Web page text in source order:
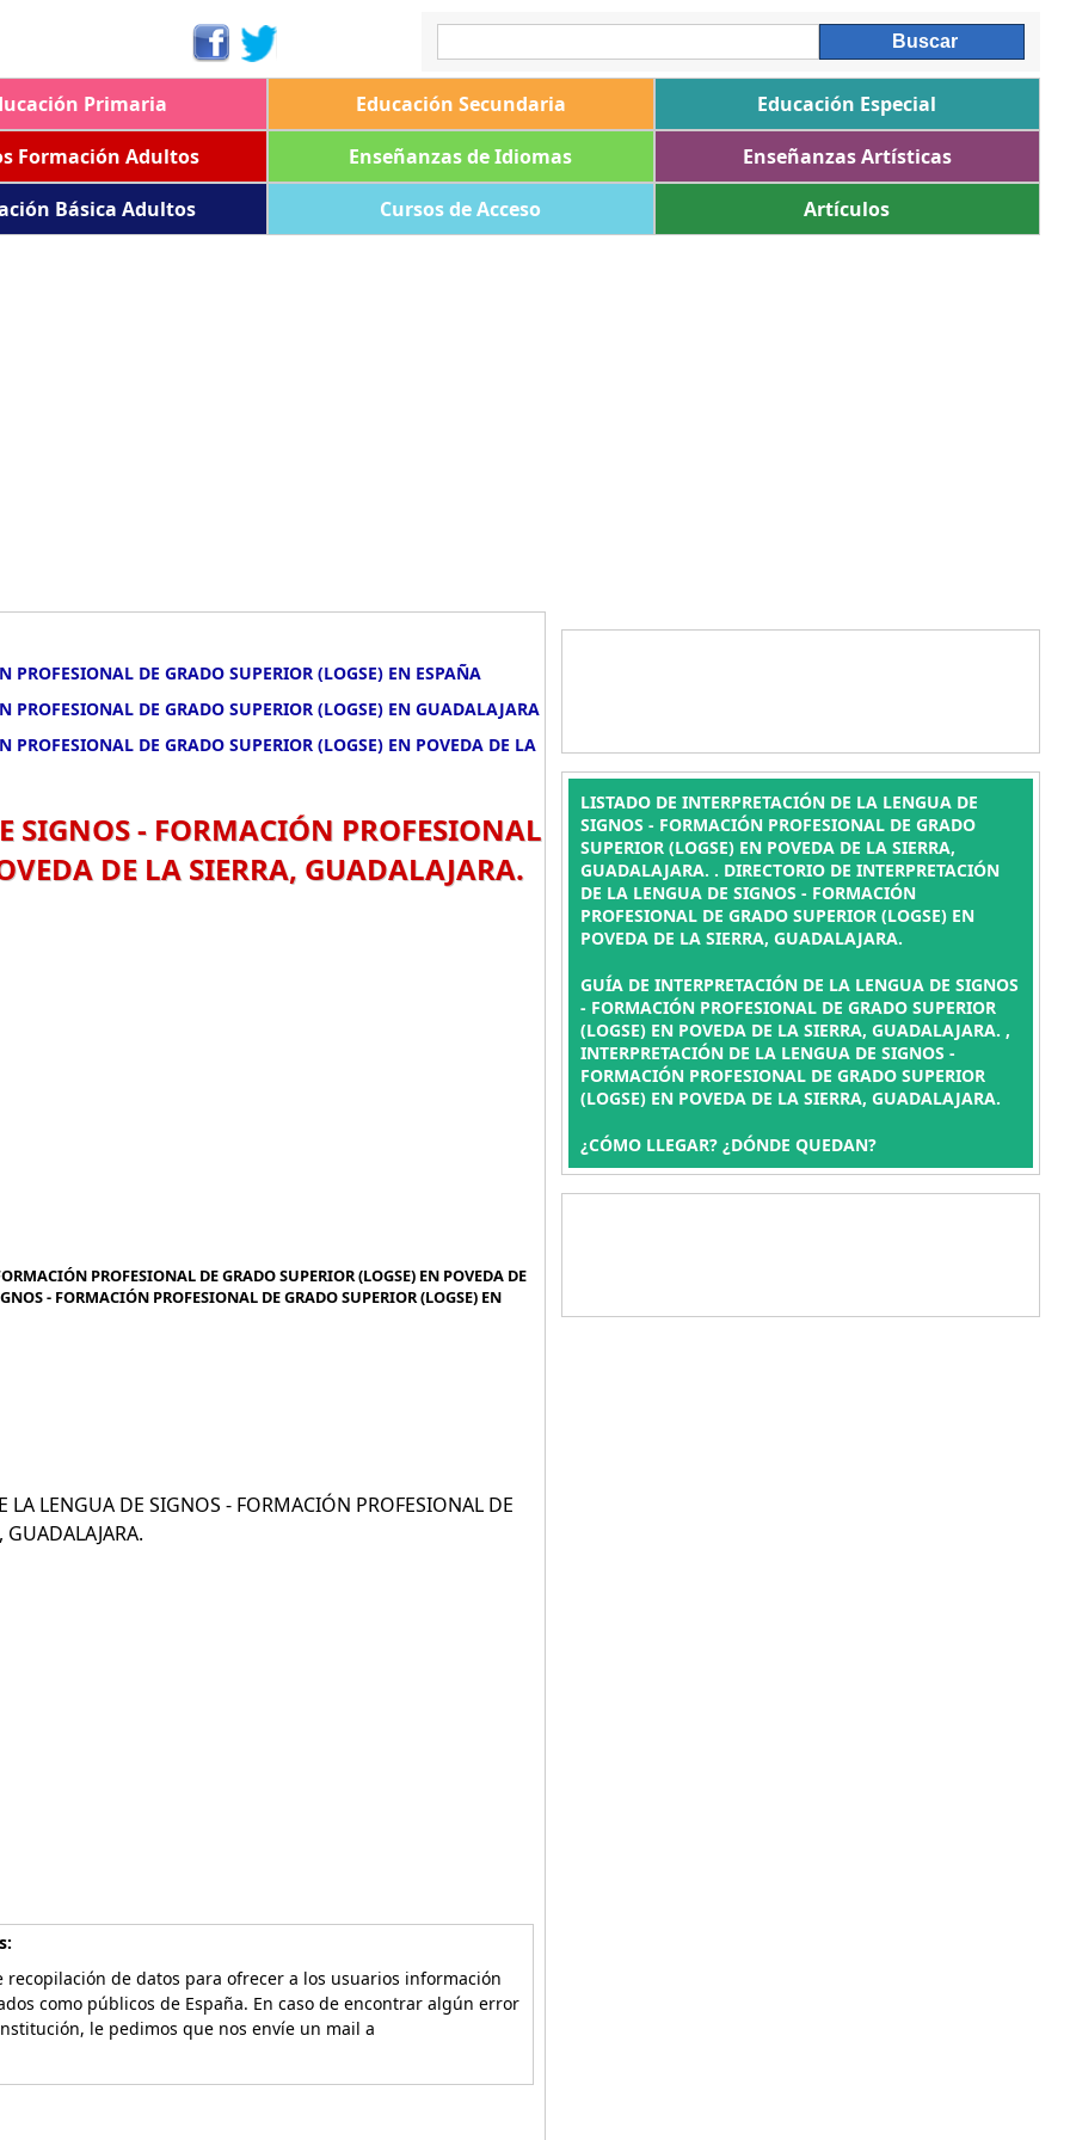
Primaria Educación Secundaria
Educación Especial
Formación Adultos
Enseñanzas de Idiomas
Enseñanzas Artísticas
Básica Adultos
Cursos de Acceso Artículos
DE GRADO SUPERIOR (LOGSE) EN ESPAÑA
DE GRADO SUPERIOR (LOGSE) EN GUADALAJARA
DE GRADO SUPERIOR (LOGSE) EN POVEDA DE LA
SIGNOS - FORMACIÓN PROFESIONAL
DE LA SIERRA, GUADALAJARA.
PROFESIONAL DE GRADO SUPERIOR (LOGSE) EN POVEDA DE
- FORMACIÓN PROFESIONAL DE GRADO SUPERIOR (LOGSE) EN
LENGUA DE SIGNOS - FORMACIÓN PROFESIONAL DE
de datos para ofrecer a los usuarios información
como públicos de España. En caso de encontrar algún error
le pedimos que nos envíe un mail a
LISTADO DE INTERPRETACIÓN DE LA LENGUA DE
SIGNOS - FORMACIÓN PROFESIONAL DE GRADO
SUPERIOR (LOGSE) EN POVEDA DE LA SIERRA,
GUADALAJARA. . DIRECTORIO DE INTERPRETACIÓN
DE LA LENGUA DE SIGNOS - FORMACIÓN
PROFESIONAL DE GRADO SUPERIOR (LOGSE) EN
POVEDA DE LA SIERRA, GUADALAJARA.
GUÍA DE INTERPRETACIÓN DE LA LENGUA DE SIGNOS
- FORMACIÓN PROFESIONAL DE GRADO SUPERIOR
(LOGSE) EN POVEDA DE LA SIERRA, GUADALAJARA. ,
INTERPRETACIÓN DE LA LENGUA DE SIGNOS -
FORMACIÓN PROFESIONAL DE GRADO SUPERIOR
(LOGSE) EN POVEDA DE LA SIERRA, GUADALAJARA.
¿CÓMO LLEGAR? ¿DÓNDE QUEDAN?